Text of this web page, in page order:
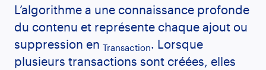
L’algorithme a une connaissance profonde
du contenu et représente chaque ajout ou
suppression en Transaction. Lorsque
plusieurs transactions sont créées, elles